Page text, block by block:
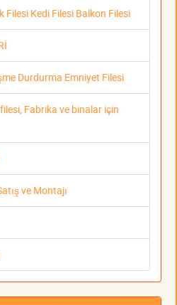
Filesi Kedi Filesi Balkon Filesi
Durdurma Emniyet Filesi
Fabrika ve binalar için
ve Montajı